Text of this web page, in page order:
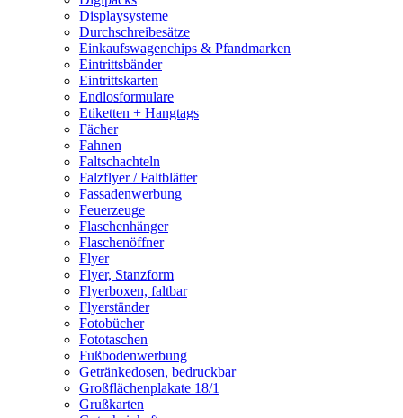
Displaysysteme
Durchschreibesätze
Einkaufswagenchips & Pfandmarken
Eintrittsbänder
Eintrittskarten
Endlosformulare
Etiketten + Hangtags
Fächer
Fahnen
Faltschachteln
Falzflyer / Faltblätter
Fassadenwerbung
Feuerzeuge
Flaschenhänger
Flaschenöffner
Flyer
Flyer, Stanzform
Flyerboxen, faltbar
Flyerständer
Fotobücher
Fototaschen
Fußbodenwerbung
Getränkedosen, bedruckbar
Großflächenplakate 18/1
Grußkarten